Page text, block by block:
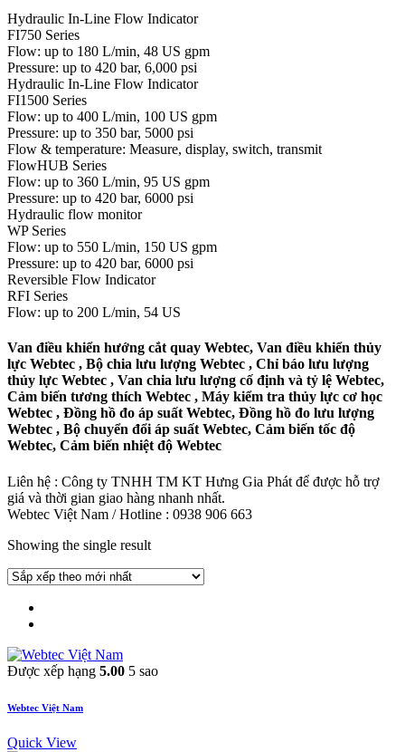
Hydraulic In-Line Flow Indicator
FI750 Series
Flow: up to 180 L/min, 48 US gpm
Pressure: up to 420 bar, 6,000 psi
Hydraulic In-Line Flow Indicator
FI1500 Series
Flow: up to 400 L/min, 100 US gpm
Pressure: up to 350 bar, 5000 psi
Flow & temperature: Measure, display, switch, transmit
FlowHUB Series
Flow: up to 360 L/min, 95 US gpm
Pressure: up to 420 bar, 6000 psi
Hydraulic flow monitor
WP Series
Flow: up to 550 L/min, 150 US gpm
Pressure: up to 420 bar, 6000 psi
Reversible Flow Indicator
RFI Series
Flow: up to 200 L/min, 54 US
Van điều khiển hướng cắt quay Webtec, Van điều khiển thủy
lực Webtec , Bộ chia lưu lượng Webtec , Chỉ báo lưu lượng
thủy lực Webtec , Van chia lưu lượng cố định và tỷ lệ Webtec,
Cảm biến tương thích Webtec , Máy kiểm tra thủy lực cơ học
Webtec , Đồng hồ đo áp suất Webtec, Đồng hồ đo lưu lượng
Webtec , Bộ chuyển đổi áp suất Webtec, Cảm biến tốc độ
Webtec, Cảm biến nhiệt độ Webtec
Liên hệ : Công ty TNHH TM KT Hưng Gia Phát để được hỗ trợ
giá và thời gian giao hàng nhanh nhất.
Webtec Việt Nam / Hotline : 0938 906 663
Showing the single result
Được xếp hạng 5.00 5 sao
Webtec Việt Nam
Quick View